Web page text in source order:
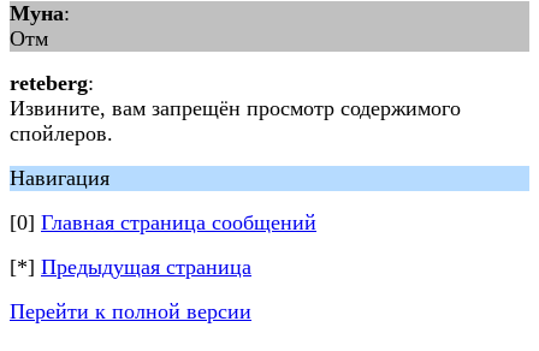
Муна:
Отм
reteberg:
Извините, вам запрещён просмотр содержимого
спойлеров.
Навигация
[0] Главная страница сообщений
[*] Предыдущая страница
Перейти к полной версии